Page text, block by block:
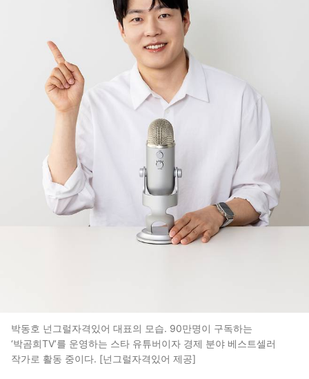
박동호 넌그럴자격있어 대표의 모습. 90만명이 구독하는
‘박곰희TV’를 운영하는 스타 유튜버이자 경제 분야 베스트셀러
작가로 활동 중이다. [넌그럴자격있어 제공]